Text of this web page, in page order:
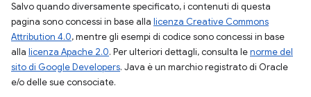
Salvo quando diversamente specificato, i contenuti di questa
pagina sono concessi in base alla licenza Creative Commons
Attribution 4.0, mentre gli esempi di codice sono concessi in base
alla licenza Apache 2.0. Per ulteriori dettagli, consulta lenorme del
sito di Google Developers. Java è un marchio registrato di Oracle
e/o delle sue consociate.